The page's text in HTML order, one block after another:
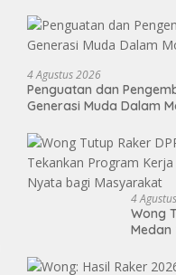
4 Agustus 2026
Penguatan dan
Generasi Muda Dalam
4
Wong
Medan